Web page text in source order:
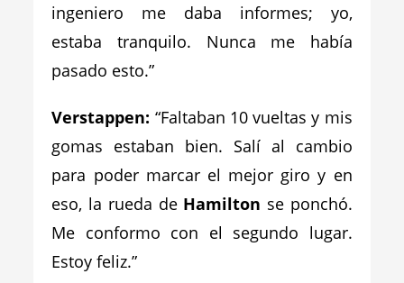
ingeniero me daba informes; yo,
estaba tranquilo. Nunca me había
pasado esto.”
Verstappen: “Faltaban 10 vueltas y mis
gomas estaban bien. Salí al cambio
para poder marcar el mejor giro y en
eso, la rueda de Hamilton se ponchó.
Me conformo con el segundo lugar.
Estoy feliz.”